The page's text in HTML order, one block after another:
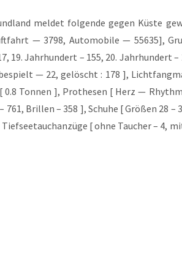
mel­det fol­gen­de gegen Küs­te
— 3798, Auto­mo­bi­le — 55635],
19. Jahr­hun­dert – 155, 20. Jahr­hun­dert
— 22, gelöscht : 178 ],
0.8 Ton­nen ], Pro­the­sen [ Herz —
761, Bril­len – 358 ], Schu­he [ Grö­ßen 28 –
[ ohne Tau­cher – 4,